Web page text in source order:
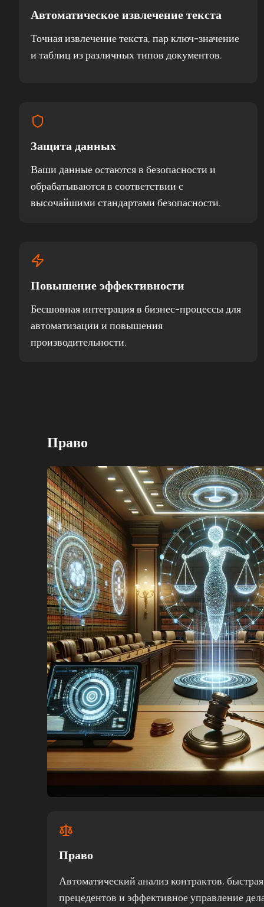
Автоматическое извлечение текста
Точная извлечение текста, пар ключ-значение
и таблиц из различных типов документов.
Защита данных
Ваши данные остаются в безопасности и
обрабатываются в соответствии с
высочайшими стандартами безопасности.
Повышение эффективности
Бесшовная интеграция в бизнес-процессы для
автоматизации и повышения
производительности.
Право
Право
Автоматический анализ контрактов,
прецедентов и эффективное управление